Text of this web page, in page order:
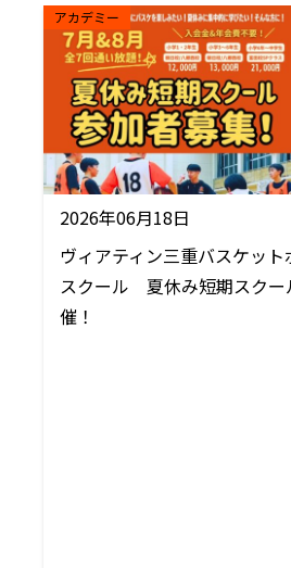
アカデミー
2026年06月18日
ヴィアティン三重バスケット
スクール 夏休み短期スクー
催！